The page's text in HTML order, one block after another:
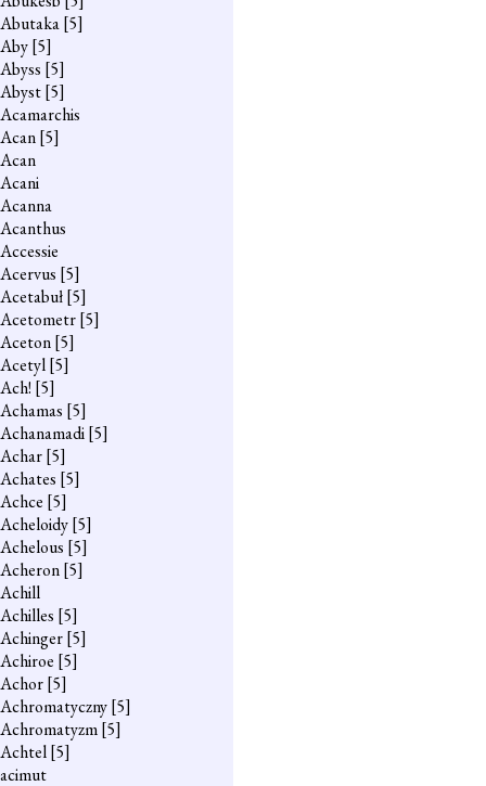
Abutaka[5]
Aby[5]
Abyss [5]
Abyst[5]
Acamarchis
Acan[5]
Acan
Acani
Acanna
Acanthus
Accessie
Acervus [5]
Acetabuł[5]
Acetometr[5]
Aceton[5]
Acetyl[5]
Ach! [5]
Achamas [5]
Achanamadi[5]
Achar[5]
Achates [5]
Achce [5]
Acheloidy[5]
Achelous [5]
Acheron[5]
Achill
Achilles [5]
Achinger[5]
Achiroe [5]
Achor[5]
Achromatyczny[5]
Achromatyzm[5]
Achtel[5]
acimut